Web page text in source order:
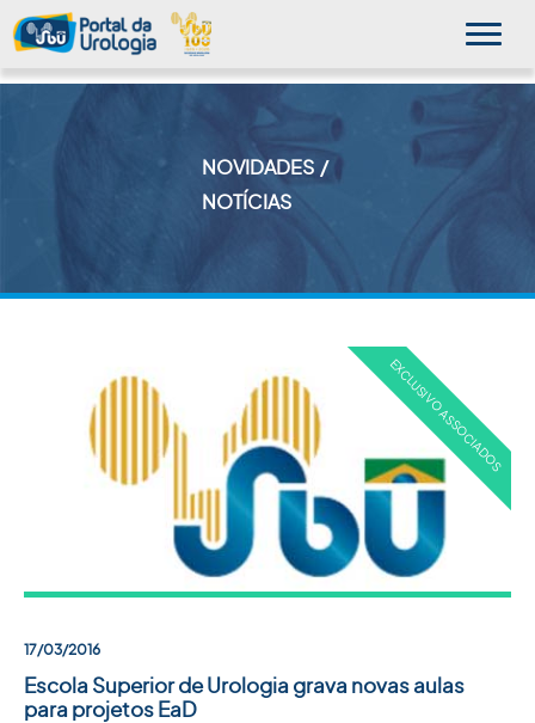
PUBLICAÇÕES
SBU NO CONSULTÓRIO
NOVIDADES
NOTÍCIAS
17/03/2016
Escola Superior de Urologia grava novas aulas
para projetos EaD